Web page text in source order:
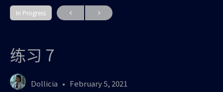
In Progress
练习 7
Dollicia February 5, 2021